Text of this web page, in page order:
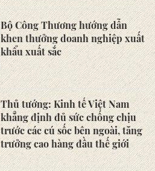
Bộ Công Thương hướng dẫn
khen thưởng doanh nghiệp xuất
khẩu xuất sắc
Thủ tướng: Kinh tế Việt Nam
khẳng định đủ sức chống chịu
trước các cú sốc bên ngoài, tăng
trưởng cao hàng đầu thế giới